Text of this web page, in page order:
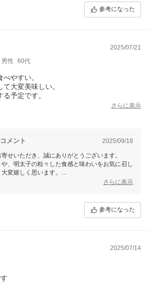
参考になった
2025/07/21
男性 60代
やすい。
大変美味しい。
予定です。
さらに表示
メント 2025/09/18
せいただき、誠にありがとうございます。
、明太子の粒々した食感と味わいをお気に召し
変嬉しく思います。
品をお届けできるよう努めてまいりますので、今
さらに表示
参考になった
2025/07/14